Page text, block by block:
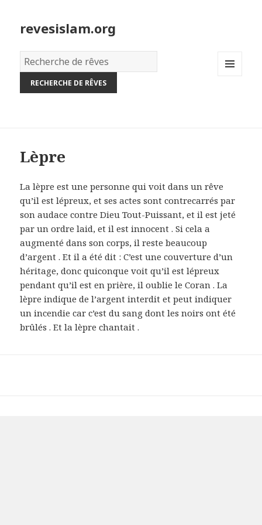
revesislam.org
Dictionnaire
des
rêves:
Lèpre
La lèpre est une personne qui voit dans un rêve
qu’il est lépreux, et ses actes sont contrecarrés par
son audace contre Dieu Tout-Puissant, et il est jeté
par un ordre laid, et il est innocent . Si cela a
augmenté dans son corps, il reste beaucoup
d’argent . Et il a été dit : C’est une couverture d’un
héritage, donc quiconque voit qu’il est lépreux
pendant qu’il est en prière, il oublie le Coran . La
lèpre indique de l’argent interdit et peut indiquer
un incendie car c’est du sang dont les noirs ont été
brûlés . Et la lèpre chantait .